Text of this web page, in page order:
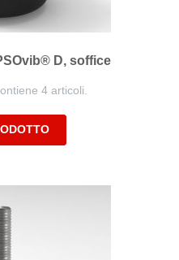
D, soffice
4 articoli.